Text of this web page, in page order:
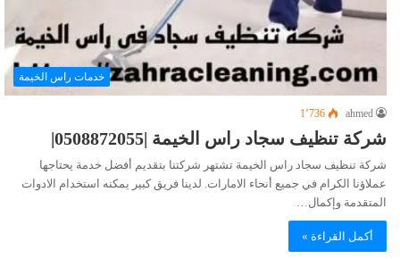
خدمات راس الخيمة
ahmed 1٬736
شركة تنظيف سجاد راس الخيمة |0508872055|
شركة تنظيف سجاد راس الخيمة تشتهر شركتنا بتقديم أفضل خدمة يحتاجها
عملاؤنا الكرام في جميع أنحاء الامارات. لدينا فريق كبير يمكنه استخدام الادوات
المتقدمة وإكمال…
أكمل القراءة »